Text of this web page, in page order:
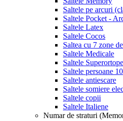
Saltele pe arcuri
Saltele Pocket -
Saltele Latex
Saltele Cocos
Saltea cu 7 zone
Saltele Medicale
Saltele
Saltele persoane
Saltele antiescare
Saltele somiere
Saltele copii
Saltele Italiene
Numar de straturi